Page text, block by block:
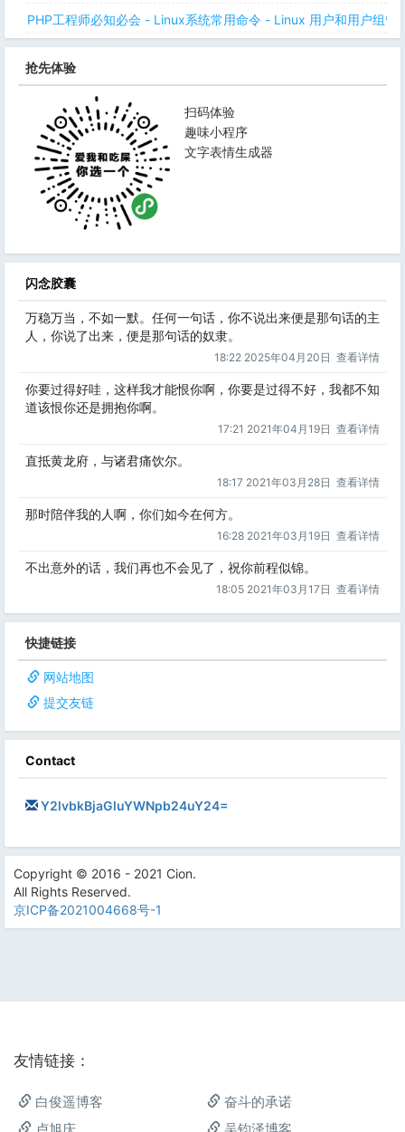
PHP工程师必知必会 - Linux系统常用命令 - Linux 用户和用户组管
抢先体验
扫码体验
趣味小程序
文字表情生成器
闪念胶囊
万稳万当，不如一默。任何一句话，你不说出来便是那句话的主
人，你说了出来，便是那句话的奴隶。
18:22 2025年04月20日 查看详情
你要过得好哇，这样我才能恨你啊，你要是过得不好，我都不知
道该恨你还是拥抱你啊。
17:21 2021年04月19日 查看详情
直抵黄龙府，与诸君痛饮尔。
18:17 2021年03月28日 查看详情
那时陪伴我的人啊，你们如今在何方。
16:28 2021年03月19日 查看详情
不出意外的话，我们再也不会见了，祝你前程似锦。
18:05 2021年03月17日 查看详情
快捷链接
网站地图
提交友链
Contact
Y2lvbkBjaGluYWNpb24uY24=
Copyright © 2016 - 2021 Cion.
All Rights Reserved.
京ICP备2021004668号-1
友情链接：
白俊遥博客
奋斗的承诺